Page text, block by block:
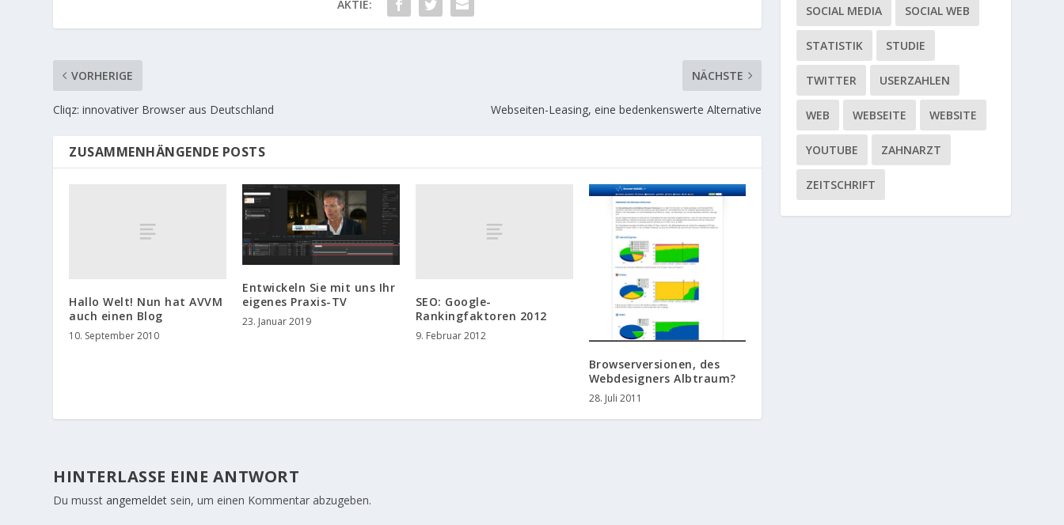
AKTIE:
VORHERIGE
Cliqz: innovativer Browser aus Deutschland
NÄCHSTE
Webseiten-Leasing, eine bedenkenswerte Alternative
ZUSAMMENHÄNGENDE POSTS
Hallo Welt! Nun hat AVVM
auch einen Blog
10. September 2010
Entwickeln Sie mit uns Ihr
eigenes Praxis-TV
23. Januar 2019
SEO: Google-
Rankingfaktoren 2012
9. Februar 2012
Browserversionen, des
Webdesigners Albtraum?
28. Juli 2011
HINTERLASSE EINE ANTWORT
Du musstangemeldet sein, um einen Kommentar abzugeben.
SOCIAL MEDIA SOCIAL WEB
STATISTIK STUDIE
TWITTER USERZAHLEN
WEB WEBSEITE WEBSITE
YOUTUBE ZAHNARZT
ZEITSCHRIFT